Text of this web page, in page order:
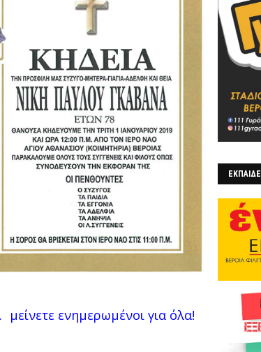
μείνετε ενημερωμένοι για όλα!